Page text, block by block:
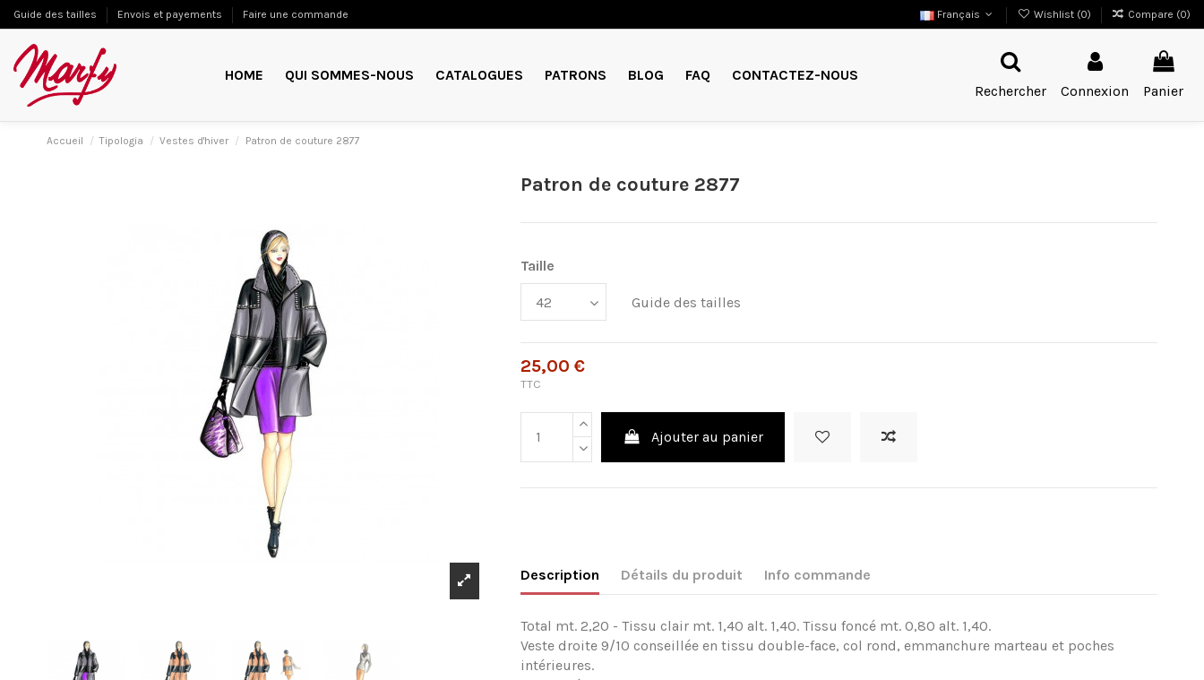
Guide des tailles Envois et payements Faire une commande Français Wishlist (0) Compare (0)
HOME QUI SOMMES-NOUS CATALOGUES PATRONS BLOG FAQ
CONTACTEZ-NOUS
Rechercher
Connexion Panier
Accueil Tipologia Vestes d'hiver Patron de couture 2877
Patron de couture 2877
Taille
Guide des tailles
25,00 €
TTC
Ajouter au panier
Description Détails du produit Info commande
Total mt. 2,20 - Tissu clair mt. 1,40 alt. 1,40. Tissu foncé mt. 0,80 alt. 1,40.
Veste droite 9/10 conseillée en tissu double-face, col rond, emmanchure marteau et poches
intérieures.